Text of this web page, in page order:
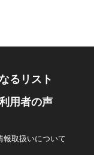
るリスト
用者の声
報取扱いについて